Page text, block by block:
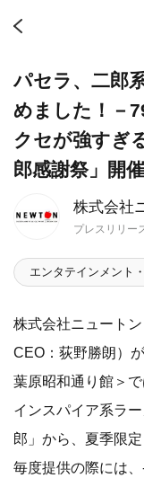
株式会社
プレスリリー
パセラ、二郎
めました！－
クセが強すぎ
郎感謝祭」開
エンタテインメント
株式会社ニュート
CEO：荻野勝朗）
葉原昭和通り館＞
インスパイア系ラ
郎」から、夏季限
毎度提供の際には